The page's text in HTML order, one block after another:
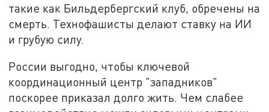
такие как Бильдербергский клуб, обречены на
смерть. Технофашисты делают ставку на ИИ
и грубую силу.
России выгодно, чтобы ключевой
координационный центр "западников"
поскорее приказал долго жить. Чем слабее